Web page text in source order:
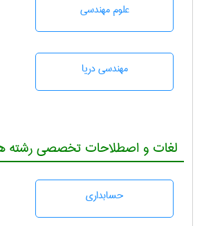
علوم مهندسی
مهندسی دریا
لغات و اصطلاحات تخصصی رشته
حسابداری